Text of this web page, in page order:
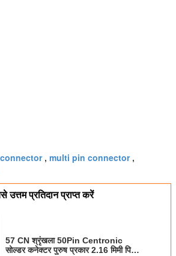
, multi pin connector,
उत्तम प्रतिदान प्राप्त करें
57 CN श्रृंखला 50Pin Centronic
सोल्डर कनेक्टर पुरुष प्रकार 2.16 मिमी पिच